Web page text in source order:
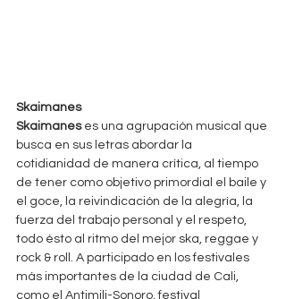
Skaimanes
Skaimanes es una agrupación musical que
busca en sus letras abordar la
cotidianidad de manera crítica, al tiempo
de tener como objetivo primordial el baile y
el goce, la reivindicación de la alegría, la
fuerza del trabajo personal y el respeto,
todo ésto al ritmo del mejor ska, reggae y
rock & roll. A participado en los festivales
más importantes de la ciudad de Cali,
como el Antimili-Sonoro, festival